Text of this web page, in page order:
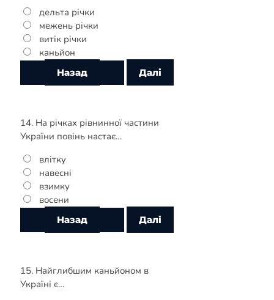
дельта річки
межень річки
витік річки
каньйон
14. На річках рівнинної частини
України повінь настає…
влітку
навесні
взимку
восени
15. Найглибшим каньйоном в
Україні є…